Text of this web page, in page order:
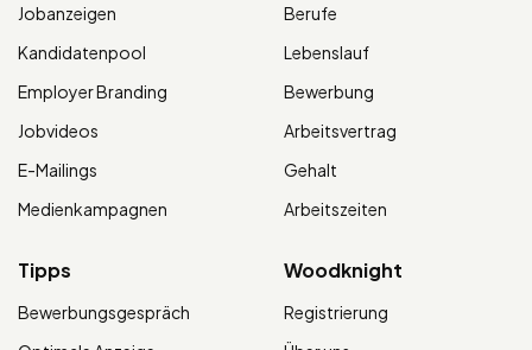
Jobanzeigen
Kandidatenpool
Employer Branding
Jobvideos
E-Mailings
Medienkampagnen
Berufe
Lebenslauf
Bewerbung
Arbeitsvertrag
Gehalt
Arbeitszeiten
Tipps
Bewerbungsgespräch
Woodknight
Registrierung